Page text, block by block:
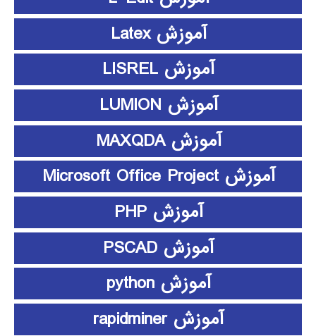
آموزش Latex
آموزش LISREL
آموزش LUMION
آموزش MAXQDA
آموزش Microsoft Office Project
آموزش PHP
آموزش PSCAD
آموزش python
آموزش rapidminer